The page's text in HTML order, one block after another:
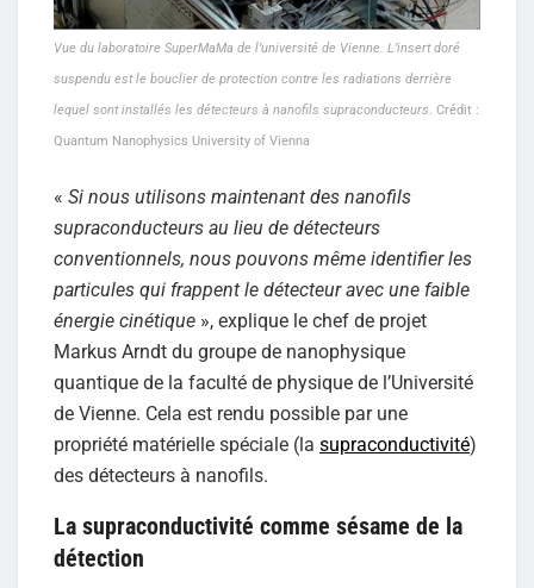
Vue du laboratoire SuperMaMa de l’université de Vienne. L’insert doré
suspendu est le bouclier de protection contre les radiations derrière
lequel sont installés les détecteurs à nanofils supraconducteurs. Crédit :
Quantum Nanophysics University of Vienna
« Si nous utilisons maintenant des nanofils
supraconducteurs au lieu de détecteurs
conventionnels, nous pouvons même identifier les
particules qui frappent le détecteur avec une faible
énergie cinétique », explique le chef de projet
Markus Arndt du groupe de nanophysique
quantique de la faculté de physique de l’Université
de Vienne. Cela est rendu possible par une
propriété matérielle spéciale (la supraconductivité)
des détecteurs à nanofils.
La supraconductivité comme sésame de la
détection